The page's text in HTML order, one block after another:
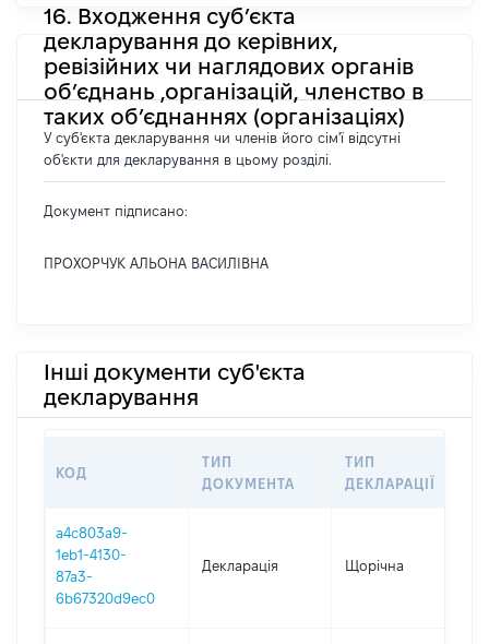
16. Входження суб’єкта
декларування до керівних,
ревізійних чи наглядових органів
об’єднань ,організацій, членство в
таких об’єднаннях (організаціях)
У суб'єкта декларування чи членів його сім'ї відсутні
об'єкти для декларування в цьому розділі.
Документ підписано:
ПРОХОРЧУК АЛЬОНА ВАСИЛІВНА
Інші документи суб'єкта
декларування
КОД
ТИП
ДОКУМЕНТА
ТИП
ДЕКЛАРАЦІЇ
a4c803a9-
1eb1-4130-
87a3-
6b67320d9ec0
Декларація Щорічна